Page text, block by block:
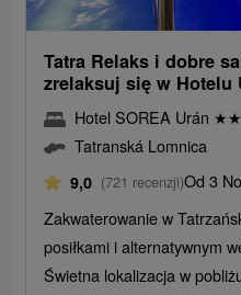
Tatra Relaks i dobre
zrelaksuj się w Hotelu
Hotel SOREA Urán ★★
Tatranská Lomnica
9,0 (721 recenzji)Od 3
Zakwaterowanie w
posiłkami i alternatywnym
Świetna lokalizacja w